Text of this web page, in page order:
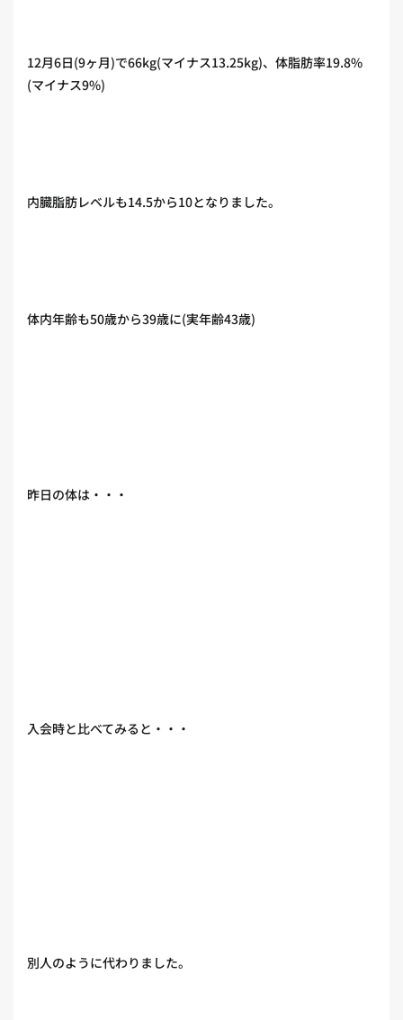
12月6日(9ヶ月)で66kg(マイナス13.25kg)、体脂肪率19.8%
(マイナス9%)
内臓脂肪レベルも14.5から10となりました。
体内年齢も50歳から39歳に(実年齢43歳)
昨日の体は・・・
入会時と比べてみると・・・
別人のように代わりました。